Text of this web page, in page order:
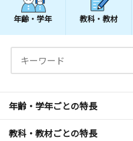
年齢・学年 教科・教材
年齢・学年ごとの特長
教科・教材ごとの特長